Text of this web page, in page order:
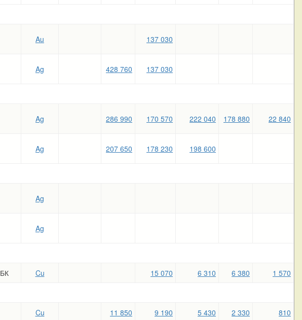
Au 137 030
Ag 428 760 137 030
Ag 286 990 170 570 222 040 178 880 22 840
Ag 207 650 178 230 198 600
Ag
Ag
БК Cu 15 070 6 310 6 380
1 570
Cu 11 850 9 190 5 430 2 330
810